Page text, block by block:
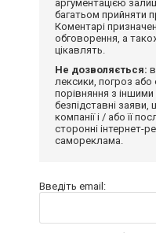
аргументацією
багатьом прийняти
Коментарі
обговорення, а
цікавлять.
Не дозволяється:
лексики, погроз
порівняння з
безпідставні
компанії і / або її
сторонні інтернет-
самореклама.
Введіть email: